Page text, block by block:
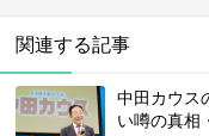
関連する記事
中田カウス
い噂の真相